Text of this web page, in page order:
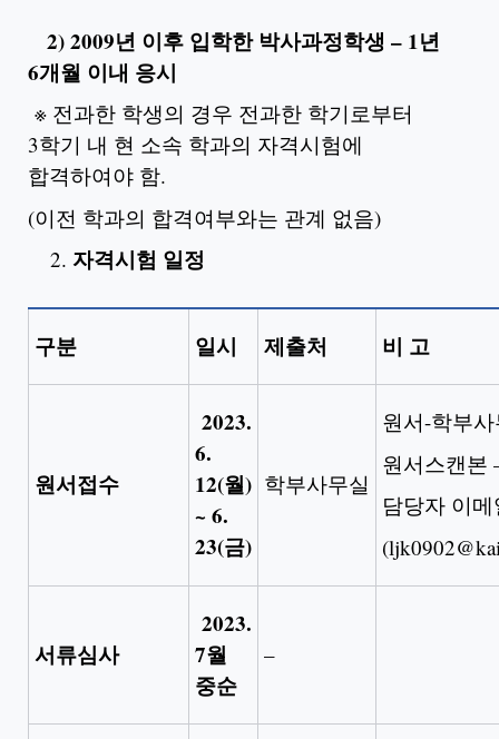
2) 2009년 이후 입학한 박사과정학생 – 1년
6개월 이내 응시
※ 전과한 학생의 경우 전과한 학기로부터
3학기 내 현 소속 학과의 자격시험에
합격하여야 함.
(이전 학과의 합격여부와는 관계 없음)
자격시험 일정
구분 일시 제출처 비 고
원서접수
2023.
6.
12(월)
~ 6.
23(금)
학부사무실
원서-학부
원서스캔본
담당자 이
서류심사
2023.
7월
중순
–